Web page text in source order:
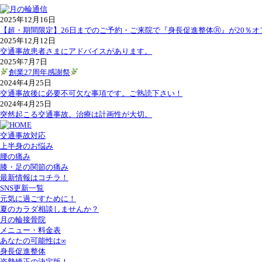
2025年12月16日
【超・期間限定】26日までのご予約・ご来院で『身長促進整体Ⓡ』が20％オ
2025年12月12日
交通事故患者さまにアドバイスがあります。
2025年7月7日
創業27周年感謝祭
2024年4月25日
交通事故後に必要不可欠な事項です。ご熟読下さい！
2024年4月25日
突然起こる交通事故。治療は計画性が大切。
交通事故対応
上半身のお悩み
腰の痛み
膝・足の関節の痛み
最新情報はコチラ！
SNS更新一覧
元気に過ごすために！
夏のカラダ相談しませんか？
月の輪接骨院
メニュー・料金表
あなたの可能性は∞
身長促進整体